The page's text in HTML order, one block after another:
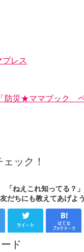
プレス
防災★ママブック ペ
ック！
「ねえこれ知ってる？」
友だちにも教えてあげよ
ド